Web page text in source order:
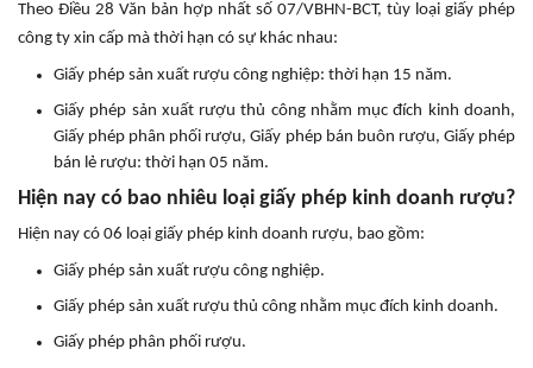
Theo Điều 28 Văn bản hợp nhất số 07/VBHN-BCT, tùy loại giấy phép
công ty xin cấp mà thời hạn có sự khác nhau:
Giấy phép sản xuất rượu công nghiệp: thời hạn 15 năm.
Giấy phép sản xuất rượu thủ công nhằm mục đích kinh doanh,
Giấy phép phân phối rượu, Giấy phép bán buôn rượu, Giấy phép
bán lẻ rượu: thời hạn 05 năm.
Hiện nay có bao nhiêu loại giấy phép kinh doanh rượu?
Hiện nay có 06 loại giấy phép kinh doanh rượu, bao gồm:
Giấy phép sản xuất rượu công nghiệp.
Giấy phép sản xuất rượu thủ công nhằm mục đích kinh doanh.
Giấy phép phân phối rượu.